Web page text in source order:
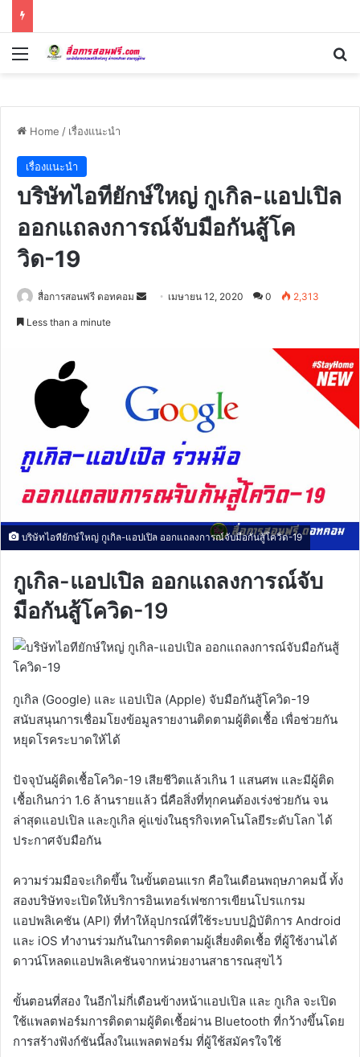
Menu
Home / เรื่องแนะนำ
เรื่องแนะนำ
บริษัทไอทียักษ์ใหญ่ กูเกิล-แอปเปิล
ออกแถลงการณ์จับมือกันสู้โค
วิด-19
สื่อการสอนฟรี ดอทคอม
Send เมษายน 12, 2020 0 2,313
Less than a minute
บริษัทไอทียักษ์ใหญ่ กูเกิล-แอปเปิล ออกแถลงการณ์จับมือกันสู้โควิด-19
กูเกิล-แอปเปิล ออกแถลงการณ์จับ
มือกันสู้โควิด-19
กูเกิล (Google) และ แอปเปิล (Apple) จับมือกันสู้โควิด-19
สนับสนุนการเชื่อมโยงข้อมูลรายงานติดตามผู้ติดเชื้อ เพื่อช่วยกัน
หยุดโรคระบาดให้ได้
ปัจจุบันผู้ติดเชื้อโควิด-19 เสียชีวิตแล้วเกิน 1 แสนศพ และมีผู้ติด
เชื้อเกินกว่า 1.6 ล้านรายแล้ว นี่คือสิ่งที่ทุกคนต้องเร่งช่วยกัน จน
ล่าสุดแอปเปิล และกูเกิล คู่แข่งในธุรกิจเทคโนโลยีระดับโลก ได้
ประกาศจับมือกัน
ความร่วมมือจะเกิดขึ้น ในขั้นตอนแรก คือในเดือนพฤษภาคมนี้ ทั้ง
สองบริษัทจะเปิดให้บริการอินเทอร์เฟซการเขียนโปรแกรม
แอปพลิเคชัน (API) ที่ทำให้อุปกรณ์ที่ใช้ระบบปฏิบัติการ Android
และ iOS ทำงานร่วมกันในการติดตามผู้เสี่ยงติดเชื้อ ที่ผู้ใช้งานได้
ดาวน์โหลดแอปพลิเคชันจากหน่วยงานสาธารณสุขไว้
ขั้นตอนที่สอง ในอีกไม่กี่เดือนข้างหน้าแอปเปิล และ กูเกิล จะเปิด
ใช้แพลตฟอร์มการติดตามผู้ติดเชื้อผ่าน Bluetooth ที่กว้างขึ้นโดย
การสร้างฟังก์ชันนี้ลงในแพลตฟอร์ม ที่ผู้ใช้สมัครใจใช้